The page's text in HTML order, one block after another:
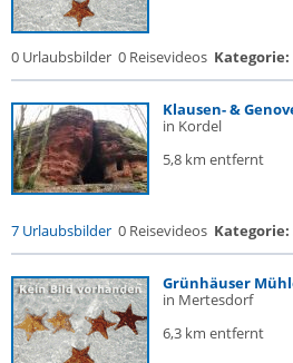
0 Urlaubsbilder 0 Reisevideos Kategorie:
Klausen- &
in Kordel
5,8 km entfernt
7 Urlaubsbilder 0 Reisevideos Kategorie:
Grünhäuser
in Mertesdorf
6,3 km entfernt